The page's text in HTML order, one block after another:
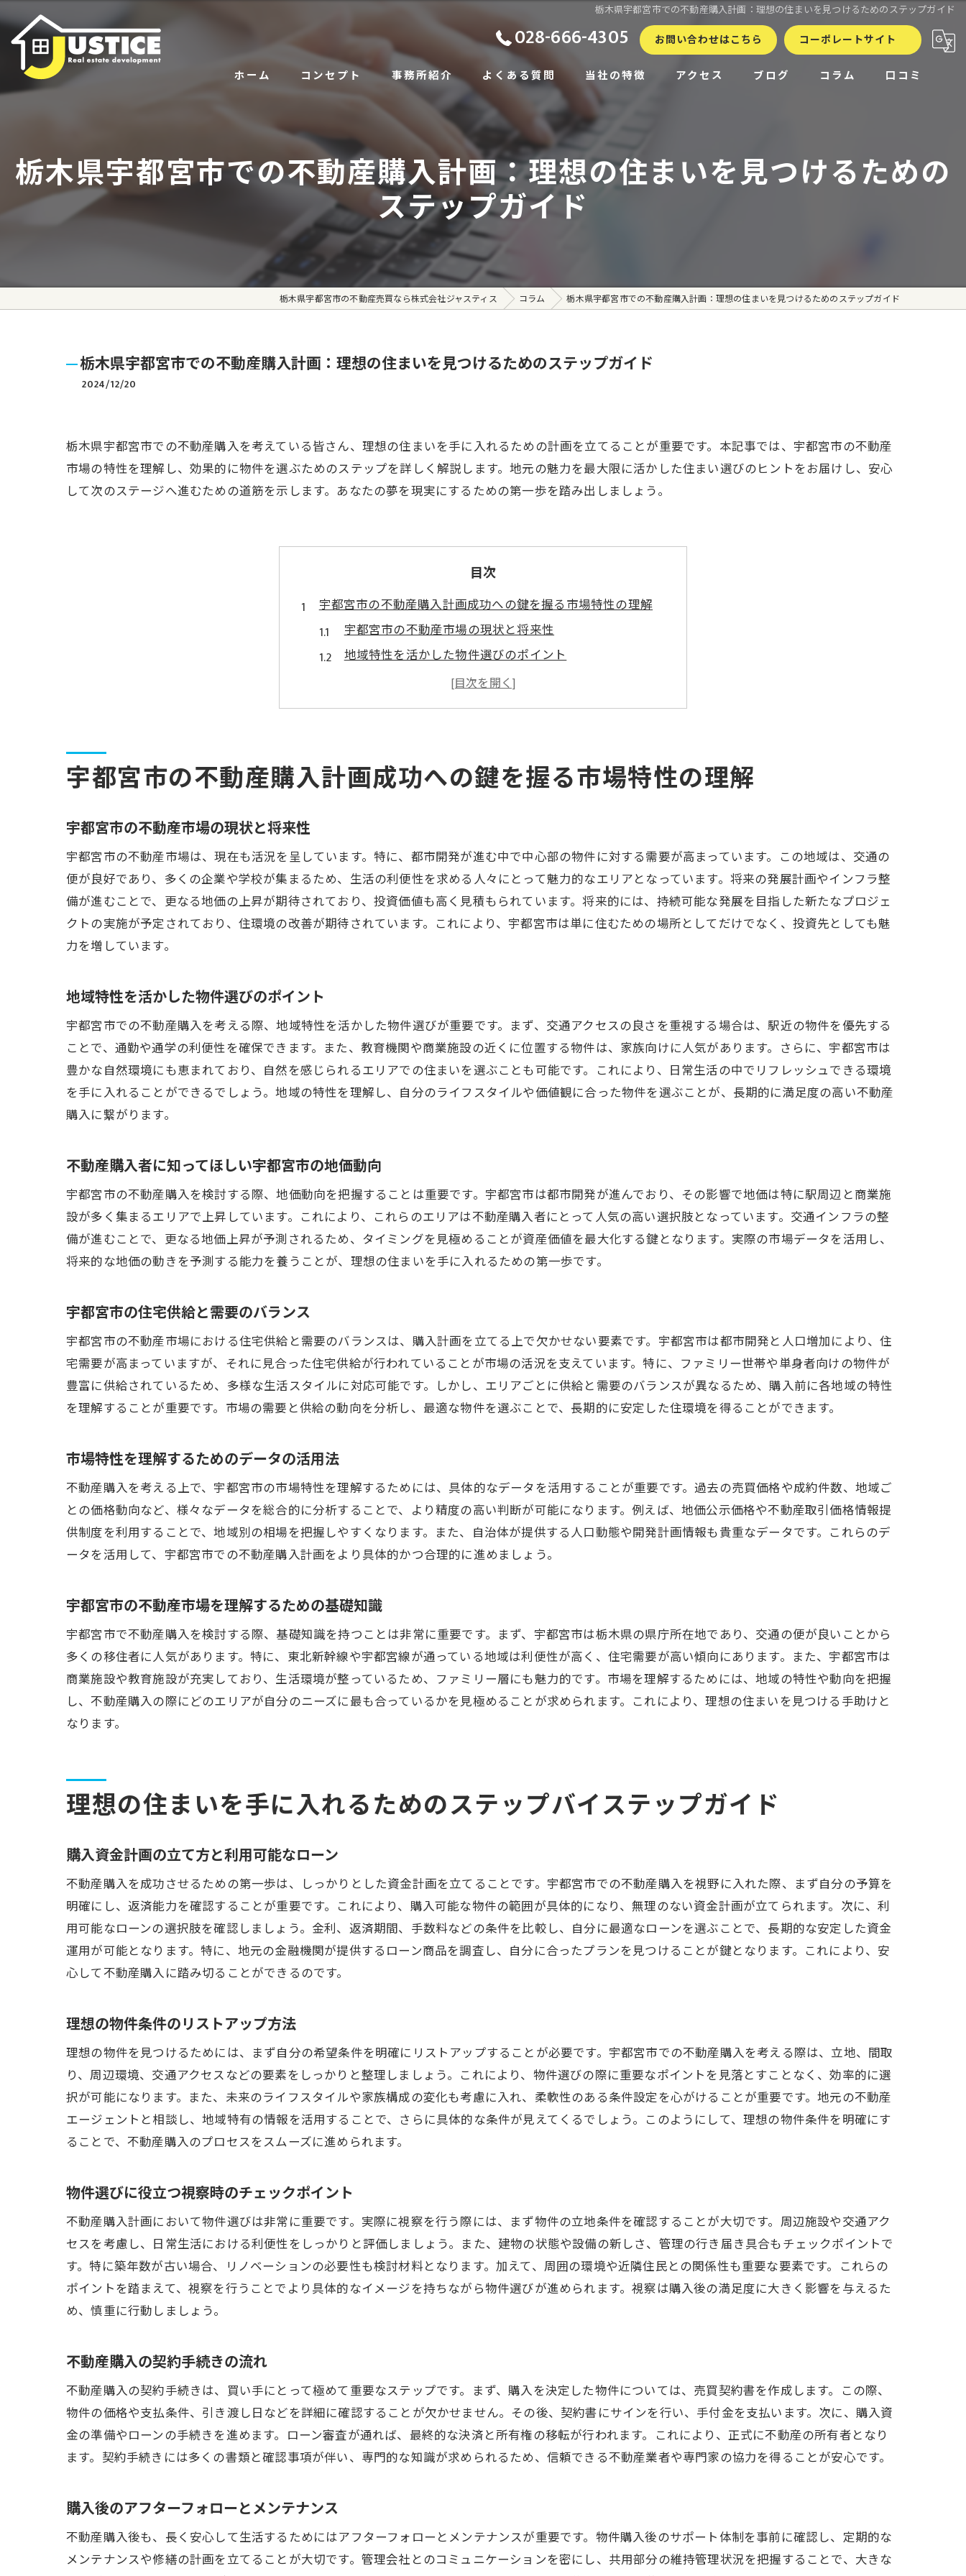
栃木県宇都宮市での不動産購入計画：理想の住まいを見つけるためのステップガイド
028-666-4305 お問い合わせはこちら コーポレートサイト
ホーム コンセプト
代表あいさつ
事務所紹介 よくある質問 当社の特徴
土地
戸建て
相続
アクセス ブログ コラム 口コミ
栃木県宇都宮市での不動産購入計画：理想の住まいを見つけるための
ステップガイド
栃木県宇都宮市の不動産売買なら株式会社ジャスティス コラム 栃木県宇都宮市での不動産購入計画：理想の住まいを見つけるためのステップガイド
栃木県宇都宮市での不動産購入計画：理想の住まいを見つけるためのステップガイド
2024/12/20
栃木県宇都宮市での不動産購入を考えている皆さん、理想の住まいを手に入れるための計画を立てることが重要です。本記事では、宇都宮市の不動産
市場の特性を理解し、効果的に物件を選ぶためのステップを詳しく解説します。地元の魅力を最大限に活かした住まい選びのヒントをお届けし、安心
して次のステージへ進むための道筋を示します。あなたの夢を現実にするための第一歩を踏み出しましょう。
目次
宇都宮市の不動産購入計画成功への鍵を握る市場特性の理解
宇都宮市の不動産市場の現状と将来性
地域特性を活かした物件選びのポイント
不動産購入者に知ってほしい宇都宮市の地価動向
宇都宮市の住宅供給と需要のバランス
理想の住まいを手に入れるためのステップバイステップガイド
物件選びに役立つ視察時のチェックポイント
不動産購入の契約手続きの流れ
購入後のアフターフォローとメンテナンス
プロが教える失敗しない物件選びのコツ
購入前の物件調査と現地視察の重要性
不動産購入で後悔しないための見極めポイント
プロの視点から見る宇都宮市でのベスト物件選び
宇都宮市の文化と自然を楽しむ住まい選び
地域のコミュニティを知るための事前情報収集
地元の魅力を存分に享受できる住環境の選び方
宇都宮市で暮らすメリットとデメリット
宇都宮市での快適なライフスタイルの実現方法
購入前に立てるべき予算と資金計画
ローンの選択と返済計画の立て方
不動産購入時の法律と税金に関する知識
購入計画を立てる際の家族との相談ポイント
宇都宮市での不動産購入における市場動向と注意点
宇都宮市の不動産価格変動の要因を探る
購入前に知っておきたい市場のリスク要因
不動産購入時の契約トラブルを避ける方法
宇都宮市の不動産選択で注意すべき点
旬の物件情報を逃さないためのチェックポイント
夢の住まいを手に入れるための宇都宮市不動産購入戦略
理想の物件を効率よく探し出す方法
購入前に考えておくべきライフプラン
購入後のライフスタイルを見据えた計画立案
物件購入から引っ越しまでのスマートな流れ
購入後の住まいの管理とメンテナンス
将来を見据えた資産価値の保ち方
地域に溶け込むための住環境づくり
宇都宮市の不動産購入計画成功への鍵を握る市場特性の理解
宇都宮市の不動産市場の現状と将来性
宇都宮市の不動産市場は、現在も活況を呈しています。特に、都市開発が進む中で中心部の物件に対する需要が高まっています。この地域は、交通の
便が良好であり、多くの企業や学校が集まるため、生活の利便性を求める人々にとって魅力的なエリアとなっています。将来の発展計画やインフラ整
備が進むことで、更なる地価の上昇が期待されており、投資価値も高く見積もられています。将来的には、持続可能な発展を目指した新たなプロジェ
クトの実施が予定されており、住環境の改善が期待されています。これにより、宇都宮市は単に住むための場所としてだけでなく、投資先としても魅
力を増しています。
地域特性を活かした物件選びのポイント
宇都宮市での不動産購入を考える際、地域特性を活かした物件選びが重要です。まず、交通アクセスの良さを重視する場合は、駅近の物件を優先する
ことで、通勤や通学の利便性を確保できます。また、教育機関や商業施設の近くに位置する物件は、家族向けに人気があります。さらに、宇都宮市は
豊かな自然環境にも恵まれており、自然を感じられるエリアでの住まいを選ぶことも可能です。これにより、日常生活の中でリフレッシュできる環境
を手に入れることができるでしょう。地域の特性を理解し、自分のライフスタイルや価値観に合った物件を選ぶことが、長期的に満足度の高い不動産
購入に繋がります。
不動産購入者に知ってほしい宇都宮市の地価動向
宇都宮市の不動産購入を検討する際、地価動向を把握することは重要です。宇都宮市は都市開発が進んでおり、その影響で地価は特に駅周辺と商業施
設が多く集まるエリアで上昇しています。これにより、これらのエリアは不動産購入者にとって人気の高い選択肢となっています。交通インフラの整
備が進むことで、更なる地価上昇が予測されるため、タイミングを見極めることが資産価値を最大化する鍵となります。実際の市場データを活用し、
将来的な地価の動きを予測する能力を養うことが、理想の住まいを手に入れるための第一歩です。
宇都宮市の住宅供給と需要のバランス
宇都宮市の不動産市場における住宅供給と需要のバランスは、購入計画を立てる上で欠かせない要素です。宇都宮市は都市開発と人口増加により、住
宅需要が高まっていますが、それに見合った住宅供給が行われていることが市場の活況を支えています。特に、ファミリー世帯や単身者向けの物件が
豊富に供給されているため、多様な生活スタイルに対応可能です。しかし、エリアごとに供給と需要のバランスが異なるため、購入前に各地域の特性
を理解することが重要です。市場の需要と供給の動向を分析し、最適な物件を選ぶことで、長期的に安定した住環境を得ることができます。
市場特性を理解するためのデータの活用法
不動産購入を考える上で、宇都宮市の市場特性を理解するためには、具体的なデータを活用することが重要です。過去の売買価格や成約件数、地域ご
との価格動向など、様々なデータを総合的に分析することで、より精度の高い判断が可能になります。例えば、地価公示価格や不動産取引価格情報提
供制度を利用することで、地域別の相場を把握しやすくなります。また、自治体が提供する人口動態や開発計画情報も貴重なデータです。これらのデ
ータを活用して、宇都宮市での不動産購入計画をより具体的かつ合理的に進めましょう。
宇都宮市の不動産市場を理解するための基礎知識
宇都宮市で不動産購入を検討する際、基礎知識を持つことは非常に重要です。まず、宇都宮市は栃木県の県庁所在地であり、交通の便が良いことから
多くの移住者に人気があります。特に、東北新幹線や宇都宮線が通っている地域は利便性が高く、住宅需要が高い傾向にあります。また、宇都宮市は
商業施設や教育施設が充実しており、生活環境が整っているため、ファミリー層にも魅力的です。市場を理解するためには、地域の特性や動向を把握
し、不動産購入の際にどのエリアが自分のニーズに最も合っているかを見極めることが求められます。これにより、理想の住まいを見つける手助けと
なります。
理想の住まいを手に入れるためのステップバイステップガイド
購入資金計画の立て方と利用可能なローン
不動産購入を成功させるための第一歩は、しっかりとした資金計画を立てることです。宇都宮市での不動産購入を視野に入れた際、まず自分の予算を
明確にし、返済能力を確認することが重要です。これにより、購入可能な物件の範囲が具体的になり、無理のない資金計画が立てられます。次に、利
用可能なローンの選択肢を確認しましょう。金利、返済期間、手数料などの条件を比較し、自分に最適なローンを選ぶことで、長期的な安定した資金
運用が可能となります。特に、地元の金融機関が提供するローン商品を調査し、自分に合ったプランを見つけることが鍵となります。これにより、安
心して不動産購入に踏み切ることができるのです。
理想の物件条件のリストアップ方法
理想の物件を見つけるためには、まず自分の希望条件を明確にリストアップすることが必要です。宇都宮市での不動産購入を考える際は、立地、間取
り、周辺環境、交通アクセスなどの要素をしっかりと整理しましょう。これにより、物件選びの際に重要なポイントを見落とすことなく、効率的に選
択が可能になります。また、未来のライフスタイルや家族構成の変化も考慮に入れ、柔軟性のある条件設定を心がけることが重要です。地元の不動産
エージェントと相談し、地域特有の情報を活用することで、さらに具体的な条件が見えてくるでしょう。このようにして、理想の物件条件を明確にす
ることで、不動産購入のプロセスをスムーズに進められます。
物件選びに役立つ視察時のチェックポイント
不動産購入計画において物件選びは非常に重要です。実際に視察を行う際には、まず物件の立地条件を確認することが大切です。周辺施設や交通アク
セスを考慮し、日常生活における利便性をしっかりと評価しましょう。また、建物の状態や設備の新しさ、管理の行き届き具合もチェックポイントで
す。特に築年数が古い場合、リノベーションの必要性も検討材料となります。加えて、周囲の環境や近隣住民との関係性も重要な要素です。これらの
ポイントを踏まえて、視察を行うことでより具体的なイメージを持ちながら物件選びが進められます。視察は購入後の満足度に大きく影響を与えるた
め、慎重に行動しましょう。
不動産購入の契約手続きの流れ
不動産購入の契約手続きは、買い手にとって極めて重要なステップです。まず、購入を決定した物件については、売買契約書を作成します。この際、
物件の価格や支払条件、引き渡し日などを詳細に確認することが欠かせません。その後、契約書にサインを行い、手付金を支払います。次に、購入資
金の準備やローンの手続きを進めます。ローン審査が通れば、最終的な決済と所有権の移転が行われます。これにより、正式に不動産の所有者となり
ます。契約手続きには多くの書類と確認事項が伴い、専門的な知識が求められるため、信頼できる不動産業者や専門家の協力を得ることが安心です。
購入後のアフターフォローとメンテナンス
不動産購入後も、長く安心して生活するためにはアフターフォローとメンテナンスが重要です。物件購入後のサポート体制を事前に確認し、定期的な
メンテナンスや修繕の計画を立てることが大切です。管理会社とのコミュニケーションを密にし、共用部分の維持管理状況を把握することで、大きな